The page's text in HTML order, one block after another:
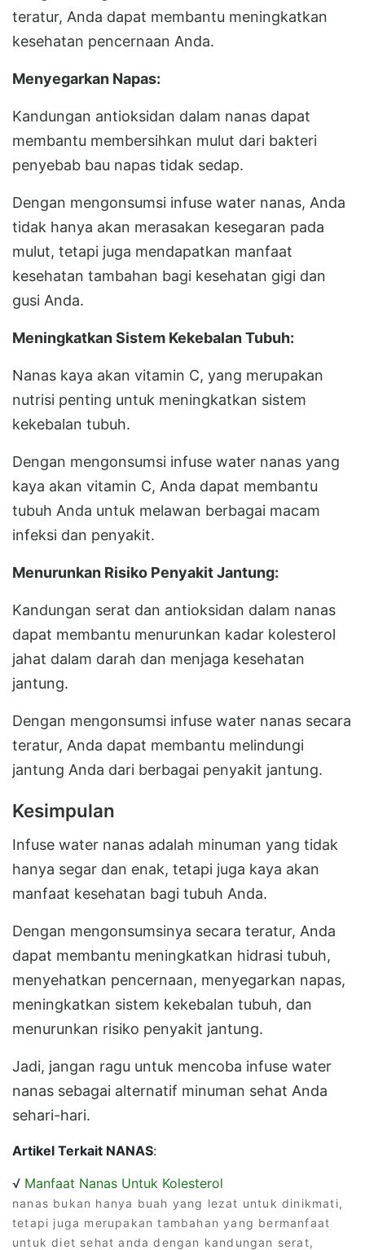
teratur, Anda dapat membantu meningkatkan
kesehatan pencernaan Anda.
Menyegarkan Napas:
Kandungan antioksidan dalam nanas dapat
membantu membersihkan mulut dari bakteri
penyebab bau napas tidak sedap.
Dengan mengonsumsi infuse water nanas, Anda
tidak hanya akan merasakan kesegaran pada
mulut, tetapi juga mendapatkan manfaat
kesehatan tambahan bagi kesehatan gigi dan
gusi Anda.
Meningkatkan Sistem Kekebalan Tubuh:
Nanas kaya akan vitamin C, yang merupakan
nutrisi penting untuk meningkatkan sistem
kekebalan tubuh.
Dengan mengonsumsi infuse water nanas yang
kaya akan vitamin C, Anda dapat membantu
tubuh Anda untuk melawan berbagai macam
infeksi dan penyakit.
Menurunkan Risiko Penyakit Jantung:
Kandungan serat dan antioksidan dalam nanas
dapat membantu menurunkan kadar kolesterol
jahat dalam darah dan menjaga kesehatan
jantung.
Dengan mengonsumsi infuse water nanas secara
teratur, Anda dapat membantu melindungi
jantung Anda dari berbagai penyakit jantung.
Kesimpulan
Infuse water nanas adalah minuman yang tidak
hanya segar dan enak, tetapi juga kaya akan
manfaat kesehatan bagi tubuh Anda.
Dengan mengonsumsinya secara teratur, Anda
dapat membantu meningkatkan hidrasi tubuh,
menyehatkan pencernaan, menyegarkan napas,
meningkatkan sistem kekebalan tubuh, dan
menurunkan risiko penyakit jantung.
Jadi, jangan ragu untuk mencoba infuse water
nanas sebagai alternatif minuman sehat Anda
sehari-hari.
Artikel Terkait NANAS:
√ Manfaat Nanas Untuk Kolesterol
nanas bukan hanya buah yang lezat untuk dinikmati,
tetapi juga merupakan tambahan yang bermanfaat
untuk diet sehat anda dengan kandungan serat,